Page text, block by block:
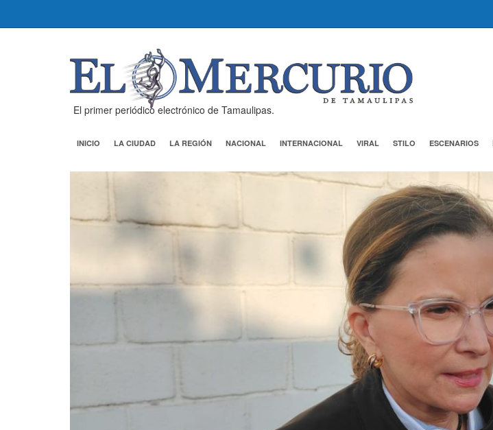
El primer periódico electrónico de Tamaulipas.
INICIO LA CIUDAD LA REGIÓN NACIONAL INTERNACIONAL VIRAL STILO ESCENARIOS